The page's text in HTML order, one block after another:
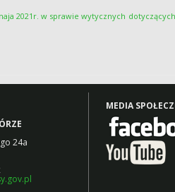
2021r. w sprawie wytycznych
24a
MEDIA